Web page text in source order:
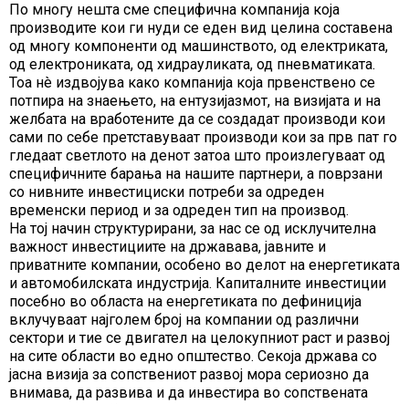
По многу нешта сме специфична компанија која
производите кои ги нуди се еден вид целина составена
од многу компоненти од машинството, од електриката,
од електрониката, од хидрауликата, од пневматиката.
Тоа нè издвојува како компанија која првенствено се
потпира на знаењето, на ентузијазмот, на визијата и на
желбата на вработените да се создадат производи кои
сами по себе претставуваат производи кои за прв пат го
гледаат светлото на денот затоа што произлегуваат од
специфичните барања на нашите партнери, а поврзани
со нивните инвестициски потреби за одреден
временски период и за одреден тип на производ.
На тој начин структурирани, за нас се од исклучителна
важност инвестициите на државава, јавните и
приватните компании, особено во делот на енергетиката
и автомобилската индустрија. Капиталните инвестиции
посебно во областа на енергетиката по дефиниција
вклучуваат најголем број на компании од различни
сектори и тие се двигател на целокупниот раст и развој
на сите области во едно општество. Секоја држава со
јасна визија за сопствениот развој мора сериозно да
внимава, да развива и да инвестира во сопствената